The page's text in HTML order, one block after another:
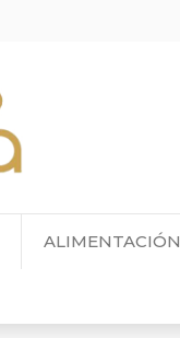
ALIMENTACIÓN